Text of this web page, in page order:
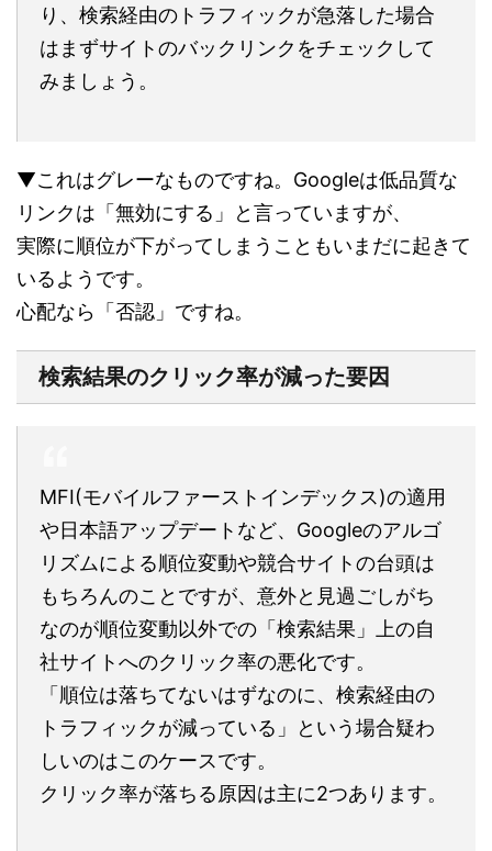
り、検索経由のトラフィックが急落した場合
はまずサイトのバックリンクをチェックして
みましょう。
▼これはグレーなものですね。 Googleは低品質な
リンクは「無効にする」
と言っていますが、
実際に順位が下がってしまうこともいまだに起きて
いるようです。
心配なら 「否認」 ですね。
検索結果のクリック率が減った要因
MFI(モバイルファーストインデックス)の適用
や日本語アップデートなど、Googleのアルゴ
リズムによる順位変動や競合サイトの台頭は
もちろんのことですが、意外と見過ごしがち
なのが順位変動以外での「検索結果」上の自
社サイトへのクリック率の悪化です。
「順位は落ちてないはずなのに、検索経由の
トラフィックが減っている」という場合疑わ
しいのはこのケースです。
クリック率が落ちる原因は主に2つあります。